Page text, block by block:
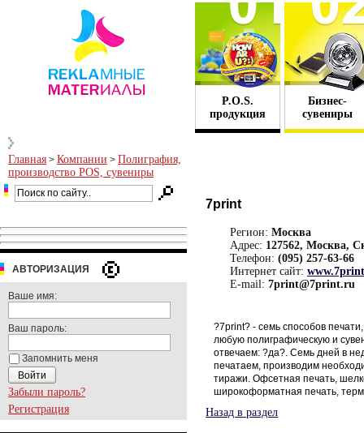
P.O.S.
продукция
Бизнес-
сувениры
Главная > Компании > Полиграфия,
производство POS, сувениры
АВТОРИЗАЦИЯ
Ваше имя:
Ваш пароль:
Запомнить меня
Забыли пароль?
Регистрация
7print
Регион: Москва
Адрес: 127562, Москва,
Телефон: (095) 257-63-66
Интернет сайт:
E-mail: 7print@7print.ru
?7print? - семь способов
любую полиграфическую и
отвечаем: ?да?. Семь дней в
печатаем, производим
тиражи. Офсетная печать,
широкоформатная печать,
Назад в раздел